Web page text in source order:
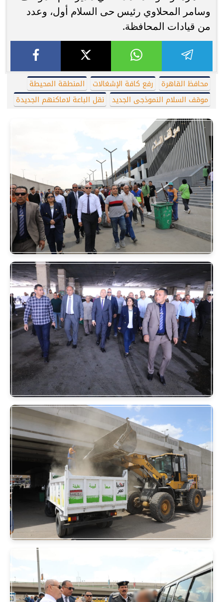
وسامر المحلاوي رئيس حى السلام أول، وعدد
من قيادات المحافظة.
محافظ القاهرة رفع كافة الإشغالات
المنطقة المحيطة
موقف السلام النموذجى الجديد
نقل الباعة لاماكنهم الجديدة